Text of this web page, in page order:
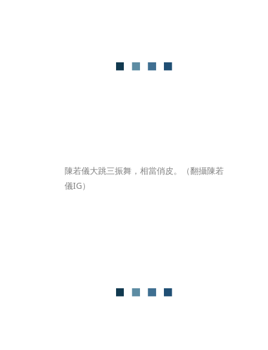
陳若儀大跳三振舞，相當俏皮。（翻攝陳若
儀IG）